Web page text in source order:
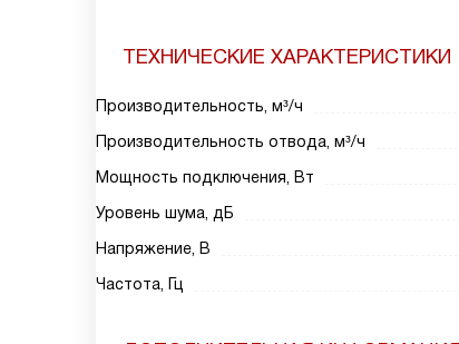
ТЕХНИЧЕСКИЕ ХАРАКТЕРИСТИКИ
Производительность, м³/ч
Производительность отвода, м³/ч
Мощность подключения, Вт
Уровень шума, дБ
Напряжение, В
Частота, Гц